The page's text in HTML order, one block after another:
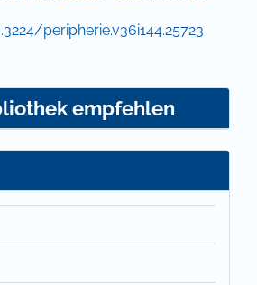
peripherie.v36i144.25723
empfehlen